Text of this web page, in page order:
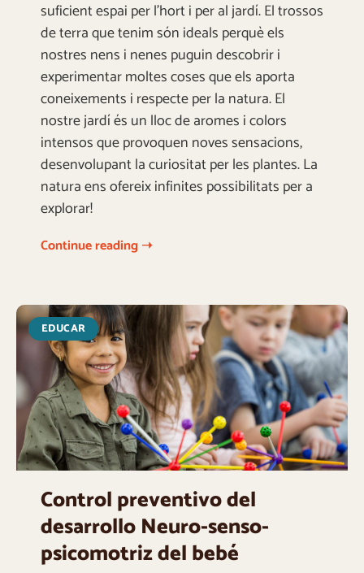
suficient espai per l’hort i per al jardí. El trossos
de terra que tenim són ideals perquè els
nostres nens i nenes puguin descobrir i
experimentar moltes coses que els aporta
coneixements i respecte per la natura. El
nostre jardí és un lloc de aromes i colors
intensos que provoquen noves sensacions,
desenvolupant la curiositat per les plantes. La
natura ens ofereix infinites possibilitats per a
explorar!
Continue reading ➝
EDUCAR
Control preventivo del
desarrollo Neuro-senso-
psicomotriz del bebé